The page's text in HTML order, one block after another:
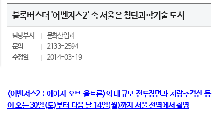
블록버스터 '어벤저스2' 속 서울은 첨단과학기술 도시
담당부서
문화산업과
문의
2133-2594
수정일
2014-03-19
<어벤져스2 : 에이지 오브 울트론>의 대규모 전투장면과 차량추격신 등
이 오는 30일(토)부터 다음 달 14일(월)까지 서울 전역에서 촬영